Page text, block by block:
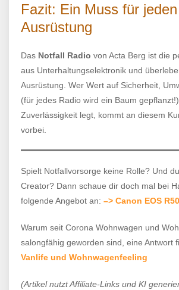
Fazit: Ein Muss für
Ausrüstung
Das Notfall Radio von Acta Berg ist die
aus Unterhaltungselektronik und
Ausrüstung. Wer Wert auf Sicherheit,
(für jedes Radio wird ein Baum
Zuverlässigkeit legt, kommt an diesem
vorbei.
Spielt Notfallvorsorge keine Rolle? Und
Creator? Dann schaue dir doch mal bei
folgende Angebot an: –> Canon EOS R50
Warum seit Corona Wohnwagen und
salongfähig geworden sind, eine Antwort
Vanlife und Wohnwagenfeeling
(Artikel nutzt Affiliate-Links und KI